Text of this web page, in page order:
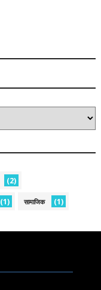
(2)
(1) सामाजिक (1)